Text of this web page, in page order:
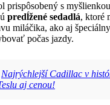
prispôsobený s
predĺžené sedadlá, ktoré
miláčika, ako aj
počas jazdy.
Najrýchlejší Cadillac v
aj cenou!